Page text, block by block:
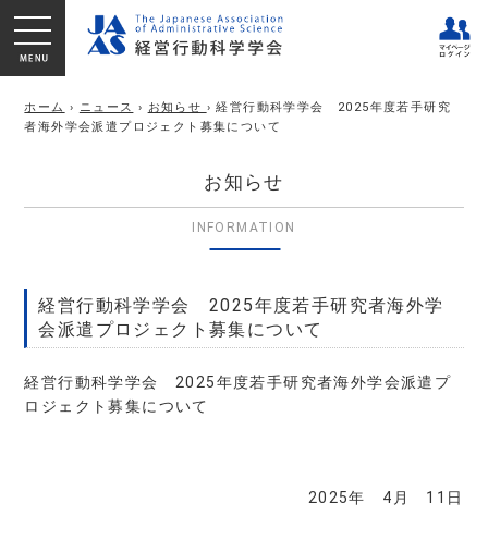
ホーム › ニュース › お知らせ › 経営行動科学学会 2025年度若手研究
者海外学会派遣プロジェクト募集について
お知らせ
INFORMATION
経営行動科学学会 2025年度若手研究者海外学
会派遣プロジェクト募集について
経営行動科学学会 2025年度若手研究者海外学会派遣プ
ロジェクト募集について
2025年 4月 11日